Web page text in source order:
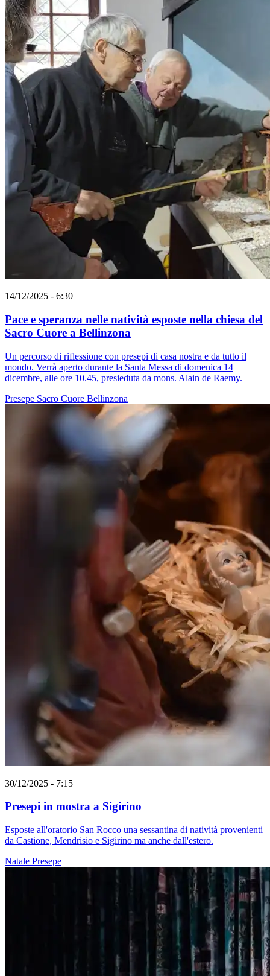
14/12/2025 - 6:30
Pace e speranza nelle natività esposte nella chiesa del
Sacro Cuore a Bellinzona
Un percorso di riflessione con presepi di casa nostra e da tutto il
mondo. Verrà aperto durante la Santa Messa di domenica 14
dicembre, alle ore 10.45, presieduta da mons. Alain de Raemy.
Presepe Sacro Cuore Bellinzona
30/12/2025 - 7:15
Presepi in mostra a Sigirino
Esposte all'oratorio San Rocco una sessantina di natività provenienti
da Castione, Mendrisio e Sigirino ma anche dall'estero.
Natale Presepe